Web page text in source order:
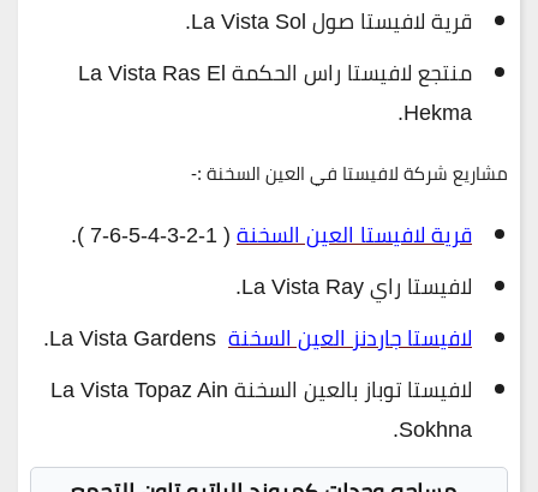
قرية لافيستا صول La Vista Sol.
منتجع لافيستا راس الحكمة La Vista Ras El
Hekma.
مشاريع شركة لافيستا في العين السخنة :-
قرية لافيستا العين السخنة( 1-2-3-4-5-6-7 ).
لافيستا راي La Vista Ray.
لافيستا جاردنز العين السخنة
لافيستا توباز بالعين السخنة La Vista Topaz Ain
Sokhna.